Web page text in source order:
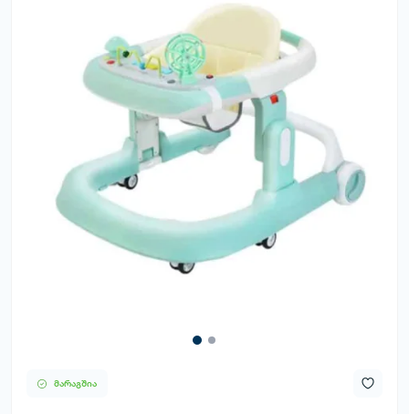
მარაგშია